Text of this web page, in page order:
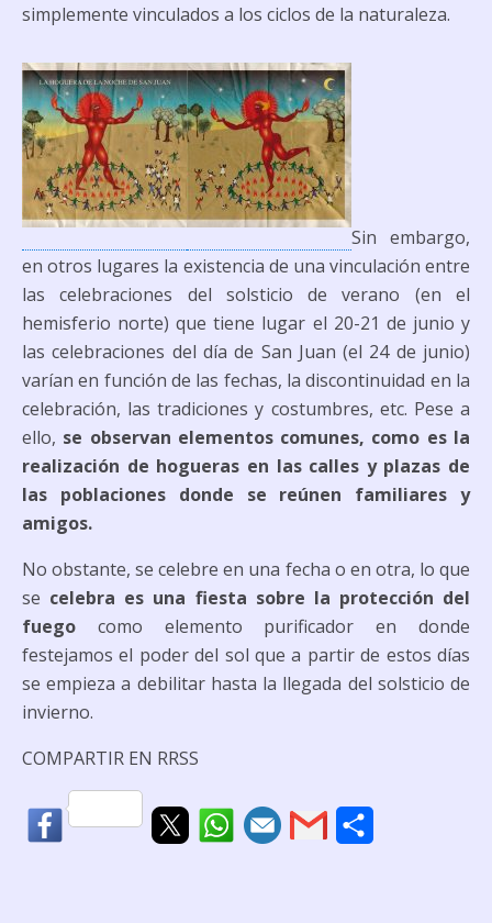
simplemente vinculados a los ciclos de la naturaleza.
Sin embargo,
en otros lugares la existencia de una vinculación entre
las celebraciones del solsticio de verano (en el
hemisferio norte) que tiene lugar el 20-21 de junio y
las celebraciones del día de San Juan (el 24 de junio)
varían en función de las fechas, la discontinuidad en la
celebración, las tradiciones y costumbres, etc. Pese a
ello, se observan elementos comunes, como es la
realización de hogueras en las calles y plazas de
las poblaciones donde se reúnen familiares y
amigos.
No obstante, se celebre en una fecha o en otra, lo que
se celebra es una fiesta sobre la protección del
fuego como elemento purificador en donde
festejamos el poder del sol que a partir de estos días
se empieza a debilitar hasta la llegada del solsticio de
invierno.
COMPARTIR EN RRSS